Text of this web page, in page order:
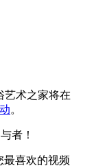
艺术之家将在
。
者！
最喜欢的视频